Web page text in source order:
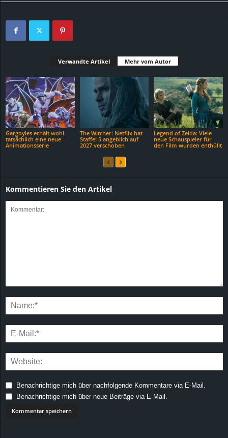
Verwandte Artikel Mehr vom Autor
Gargoyles erhält wohl
tatsächlich eine neue
Animationsserie
The Witcher: Netflix hat
Staffel 5 angeblich auf
2027 verschoben
Legend of Zelda: Viele
neue Schauspieler für
den Film wurden enthüllt
Kommentieren Sie den Artikel
Benachrichtige mich über nachfolgende Kommentare via E-Mail.
Benachrichtige mich über neue Beiträge via E-Mail.